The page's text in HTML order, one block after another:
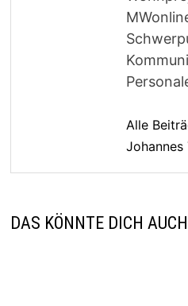
Alle
DAS KÖNNTE DICH